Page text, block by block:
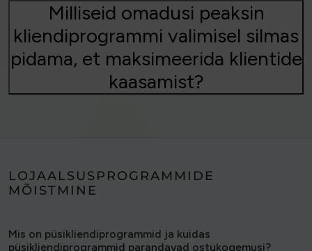
Milliseid omadusi peaksin
kliendiprogrammi valimisel silmas
pidama, et maksimeerida klientide
kaasamist?
LOJAALSUSPROGRAMMIDE
MÕISTMINE
Mis on püsikliendiprogrammid ja kuidas
püsikliendiprogrammid parandavad ostukogemusi?